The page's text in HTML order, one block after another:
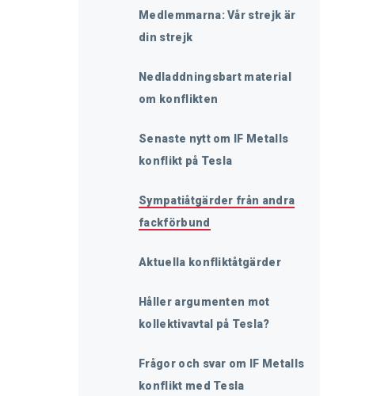
Medlemmarna: Vår strejk är
din strejk
Nedladdningsbart material
om konflikten
Senaste nytt om IF Metalls
konflikt på Tesla
Sympatiåtgärder från andra
fackförbund
Aktuella konfliktåtgärder
Håller argumenten mot
kollektivavtal på Tesla?
Frågor och svar om IF Metalls
konflikt med Tesla